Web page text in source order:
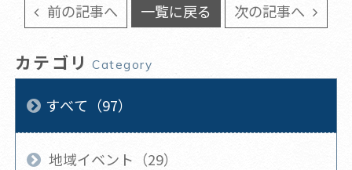
前の記事へ 一覧に戻る 次の記事へ
カテゴリ Category
すべて（97）
地域イベント（29）